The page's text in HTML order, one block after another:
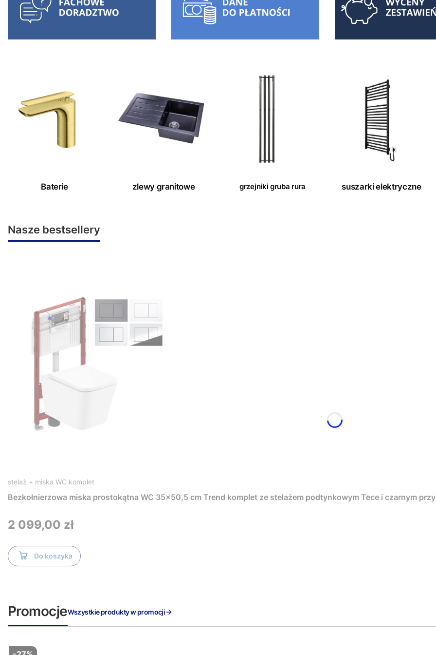
Baterie zlewy granitowe grzejniki gruba rura suszarki elektryczne
Nasze bestsellery
stelaż + miska WC komplet
Bezkołnierzowa miska prostokątna WC 35x50,5 cm Trend komplet ze stelażem podtynkowym Tece i czarnym
Cena
2 099,00 zł
Do koszyka
PromocjeWszystkie produkty w promocji